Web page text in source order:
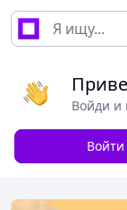
Войди и
Войти